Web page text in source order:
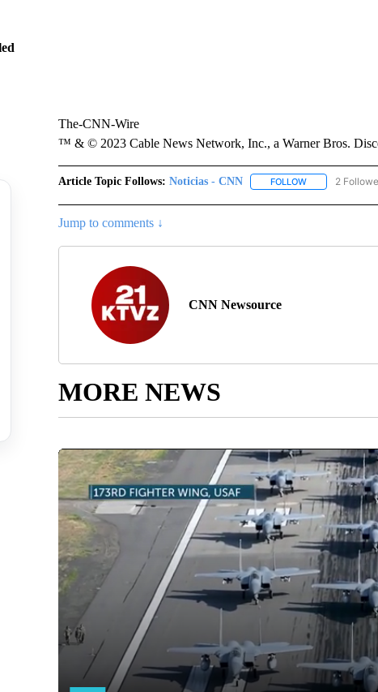
The-CNN-Wire
™ & © 2023 Cable News Network, Inc., a Warner Bros.
Article Topic Follows: Noticias - CNN FOLLOWFOLLOW
2
Jump to comments ↓
CNN Newsource
MORE NEWS